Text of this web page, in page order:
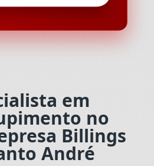
em
no
Billings
André